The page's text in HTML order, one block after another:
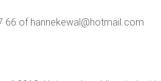
66 of hannekewal@hotmail.com